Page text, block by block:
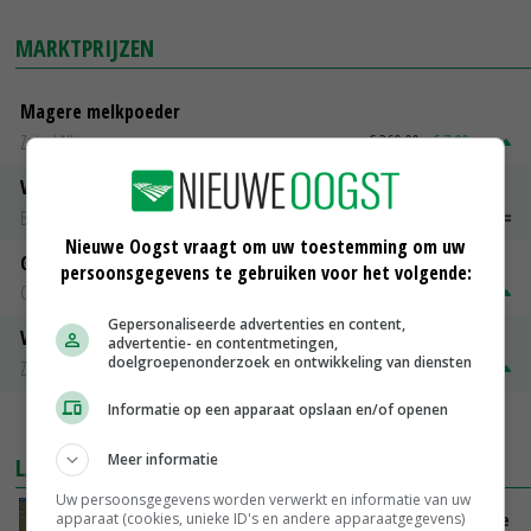
MARKTPRIJZEN
Magere melkpoeder
Zuivel NL
€ 269,00 € 7,00
Vleeskuikens 2001-2600 gr
Barneveld
€ 1,09
Gerst
Groningen
Volle melkpoeder
Zuivel NL
€ 345,00 € 20,00
MEER MARKTPRIJZEN
LAATSTE NIEUWS
Zeer lage Rijnaanvoer komt bovenop droogste
Nieuwe Oogst vraagt om uw toestemming om uw
persoonsgegevens te gebruiken voor het volgende:
Gepersonaliseerde advertenties en content,
advertentie- en contentmetingen,
doelgroepenonderzoek en ontwikkeling van diensten
Informatie op een apparaat opslaan en/of openen
Meer informatie
Uw persoonsgegevens worden verwerkt en informatie van uw
apparaat (cookies, unieke ID's en andere apparaatgegevens)